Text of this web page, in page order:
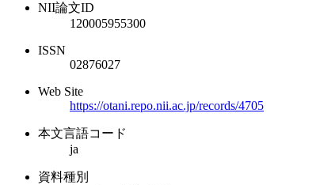
NII論文ID
120005955300
ISSN
02876027
Web Site
https://otani.repo.nii.ac.jp/records/4705
本文言語コード
ja
資料種別